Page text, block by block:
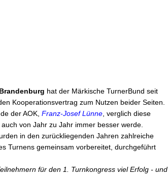
hat der Märkische TurnerBund seit
Kooperationsvertrag zum Nutzen beider Seiten.
der AOK, Franz-Josef Lünne , verglich diese
von Jahr zu Jahr immer besser werde.
in den zurückliegenden Jahren zahlreiche
Turnens gemeinsam vorbereitet, durchgeführt
für den 1. Turnkongress viel Erfolg - und